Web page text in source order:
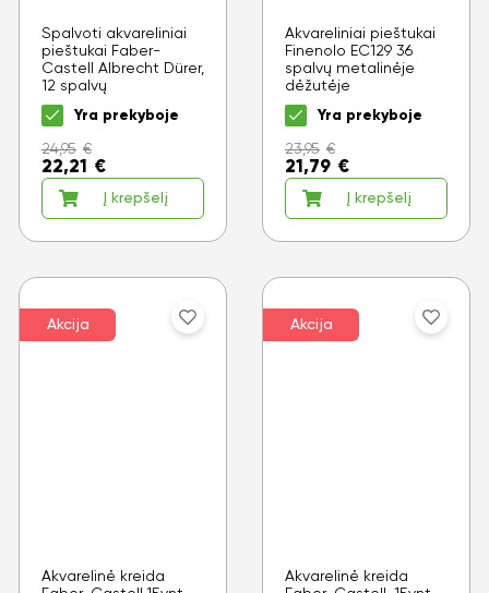
Spalvoti akvareliniai
pieštukai Faber-
Castell Albrecht Dürer,
12 spalvų
Yra prekyboje
24,95 €
22,21 €
Į krepšelį
Akvareliniai pieštukai
Finenolo EC129 36
spalvų metalinėje
dėžutėje
Yra prekyboje
23,95 €
21,79 €
Į krepšelį
Akcija
Akvarelinė kreida
Akcija
Akvarelinė kreida